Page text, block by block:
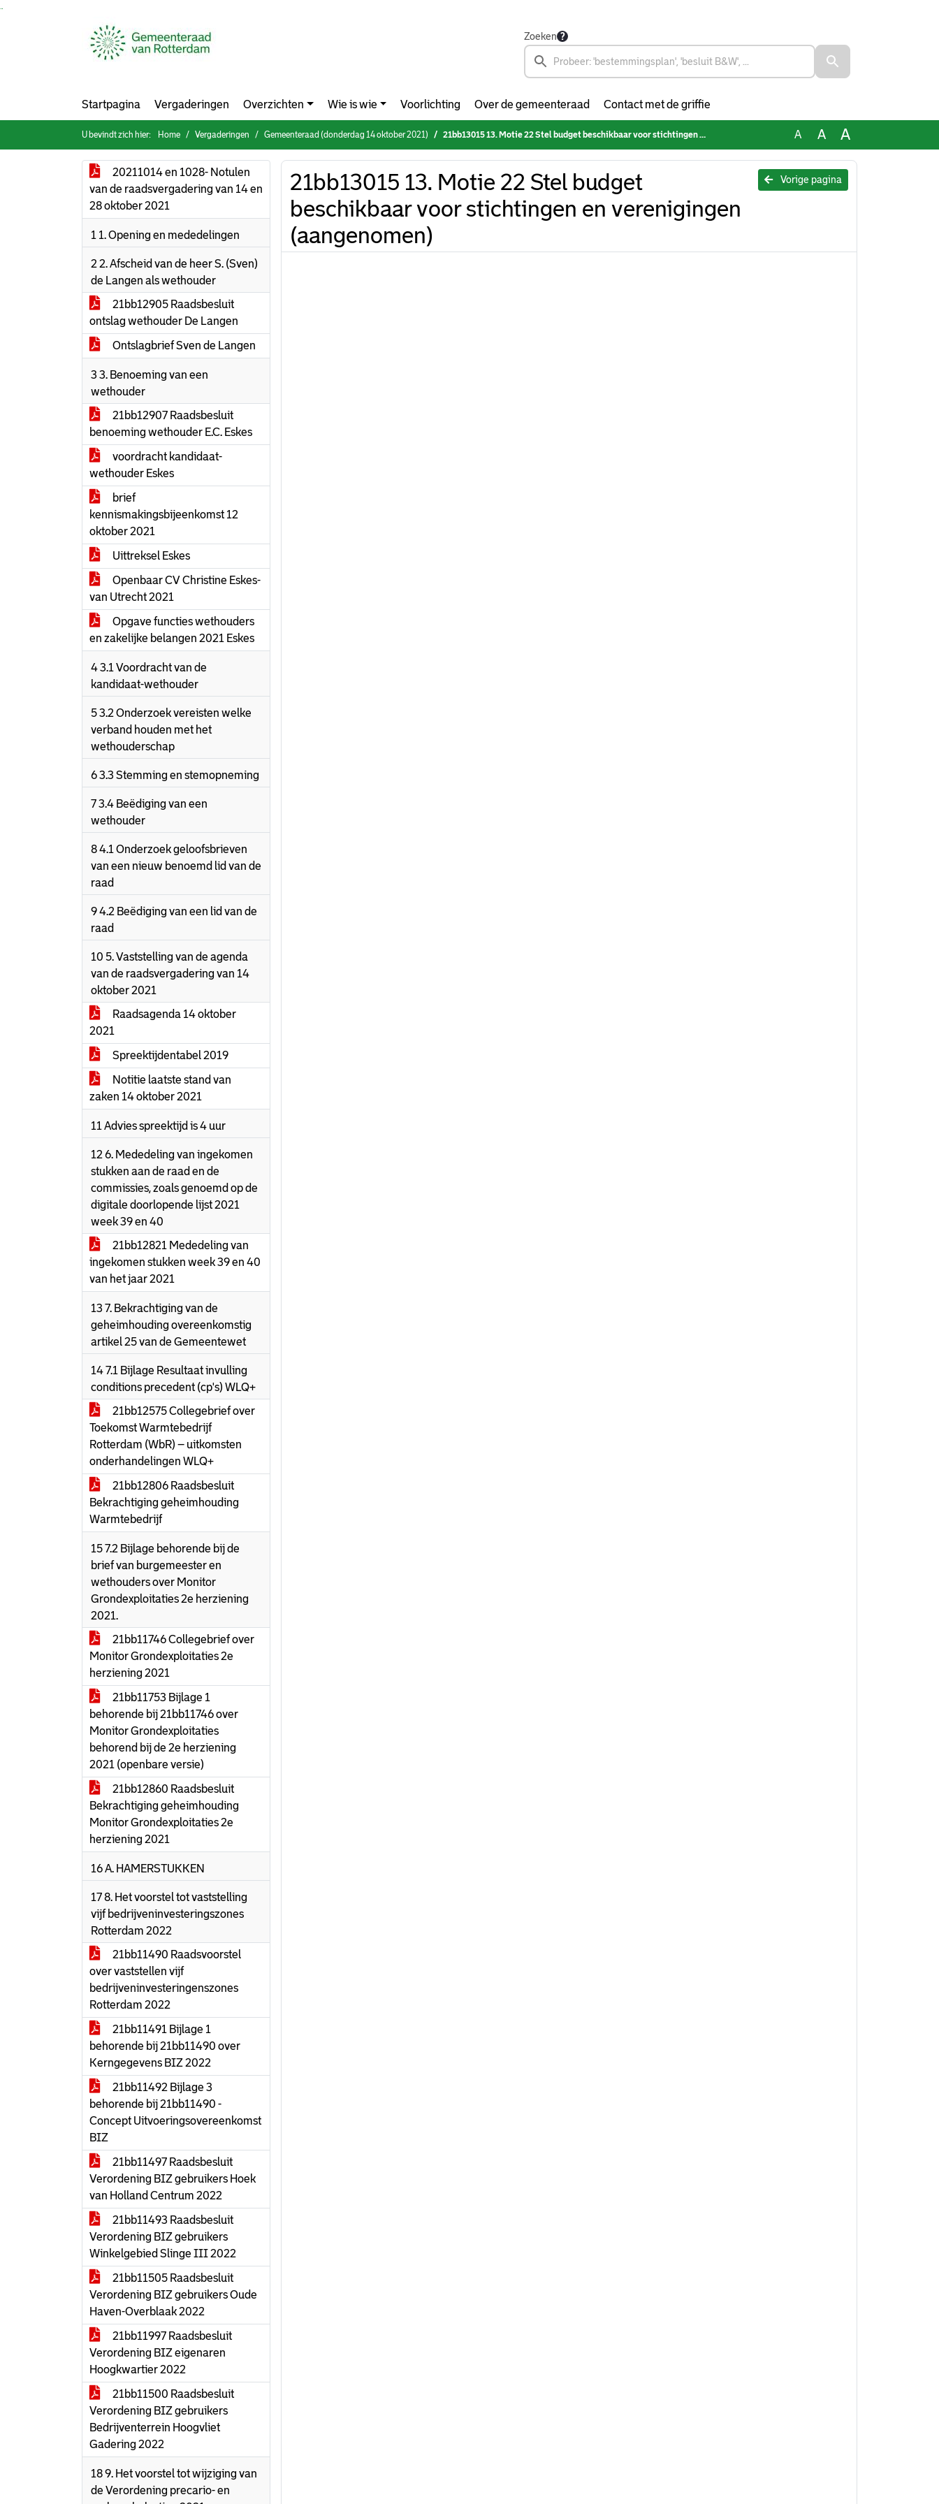
Zoeken
Startpagina Vergaderingen Overzichten Wie is wie Voorlichting Over de gemeenteraad Contact met de griffie
U bevindt zich hier: Home Vergaderingen Gemeenteraad (donderdag 14 oktober 2021) 21bb13015 13. Motie 22 Stel budget beschikbaar voor stichtingen en verenigingen (aangenomen) A A A
20211014 en 1028- Notulen
van de raadsvergadering van 14 en
28 oktober 2021
1 1. Opening en mededelingen
2 2. Afscheid van de heer S. (Sven)
de Langen als wethouder
21bb12905 Raadsbesluit
ontslag wethouder De Langen
Ontslagbrief Sven de Langen
3 3. Benoeming van een
wethouder
21bb12907 Raadsbesluit
benoeming wethouder E.C. Eskes
voordracht kandidaat-
wethouder Eskes
brief
kennismakingsbijeenkomst 12
oktober 2021
Uittreksel Eskes
Openbaar CV Christine Eskes-
van Utrecht 2021
Opgave functies wethouders
en zakelijke belangen 2021 Eskes
4 3.1 Voordracht van de
kandidaat-wethouder
5 3.2 Onderzoek vereisten welke
verband houden met het
wethouderschap
6 3.3 Stemming en stemopneming
7 3.4 Beëdiging van een
wethouder
8 4.1 Onderzoek geloofsbrieven
van een nieuw benoemd lid van de
raad
9 4.2 Beëdiging van een lid van de
raad
10 5. Vaststelling van de agenda
van de raadsvergadering van 14
oktober 2021
Raadsagenda 14 oktober
2021
Spreektijdentabel 2019
Notitie laatste stand van
zaken 14 oktober 2021
11 Advies spreektijd is 4 uur
12 6. Mededeling van ingekomen
stukken aan de raad en de
commissies, zoals genoemd op de
digitale doorlopende lijst 2021
week 39 en 40
21bb12821 Mededeling van
ingekomen stukken week 39 en 40
van het jaar 2021
13 7. Bekrachtiging van de
geheimhouding overeenkomstig
artikel 25 van de Gemeentewet
14 7.1 Bijlage Resultaat invulling
conditions precedent (cp's) WLQ+
21bb12575 Collegebrief over
Toekomst Warmtebedrijf
Rotterdam (WbR) – uitkomsten
onderhandelingen WLQ+
21bb12806 Raadsbesluit
Bekrachtiging geheimhouding
Warmtebedrijf
15 7.2 Bijlage behorende bij de
brief van burgemeester en
wethouders over Monitor
Grondexploitaties 2e herziening
2021.
21bb11746 Collegebrief over
Monitor Grondexploitaties 2e
herziening 2021
21bb11753 Bijlage 1
behorende bij 21bb11746 over
Monitor Grondexploitaties
behorend bij de 2e herziening
2021 (openbare versie)
21bb12860 Raadsbesluit
Bekrachtiging geheimhouding
Monitor Grondexploitaties 2e
herziening 2021
16 A. HAMERSTUKKEN
17 8. Het voorstel tot vaststelling
vijf bedrijveninvesteringszones
Rotterdam 2022
21bb11490 Raadsvoorstel
over vaststellen vijf
bedrijveninvesteringenszones
Rotterdam 2022
21bb11491 Bijlage 1
behorende bij 21bb11490 over
Kerngegevens BIZ 2022
21bb11492 Bijlage 3
behorende bij 21bb11490 -
Concept Uitvoeringsovereenkomst
BIZ
21bb11497 Raadsbesluit
Verordening BIZ gebruikers Hoek
van Holland Centrum 2022
21bb11493 Raadsbesluit
Verordening BIZ gebruikers
Winkelgebied Slinge III 2022
21bb11505 Raadsbesluit
Verordening BIZ gebruikers Oude
Haven-Overblaak 2022
21bb11997 Raadsbesluit
Verordening BIZ eigenaren
Hoogkwartier 2022
21bb11500 Raadsbesluit
Verordening BIZ gebruikers
Bedrijventerrein Hoogvliet
Gadering 2022
18 9. Het voorstel tot wijziging van
de Verordening precario- en
Vorige pagina
21bb13015 13. Motie 22 Stel budget
beschikbaar voor stichtingen en verenigingen
(aangenomen)